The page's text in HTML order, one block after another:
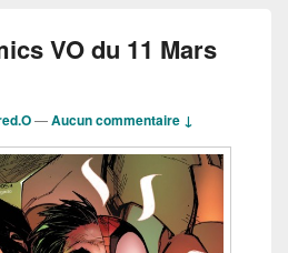
VO du 11 Mars
—Aucun commentaire ↓